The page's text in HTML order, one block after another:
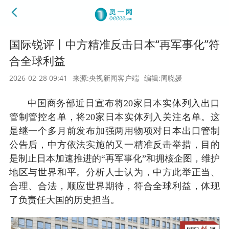
国际锐评丨中方精准反击日本“再军事化”符
合全球利益
2026-02-28 09:41 来源:央视新闻客户端 编辑:周晓媛
中国商务部近日宣布将20家日本实体列入出口
管制管控名单，将20家日本实体列入关注名单。这
是继一个多月前发布加强两用物项对日本出口管制
公告后，中方依法实施的又一精准反击举措，目的
是制止日本加速推进的“再军事化”和拥核企图，维护
地区与世界和平。分析人士认为，中方此举正当、
合理、合法，顺应世界期待，符合全球利益，体现
了负责任大国的历史担当。